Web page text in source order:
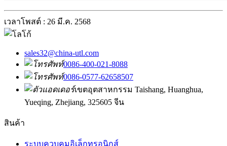
เวลาโพสต์ : 26 มี.ค. 2568
sales32@china-utl.com
0086-400-021-8088
0086-0577-62658507
เขตอุตสาหกรรม Taishang, Huanghua,
Yueqing, Zhejiang, 325605 จีน
สินค้า
ระบบควบคุมอิเล็กทรอนิกส์